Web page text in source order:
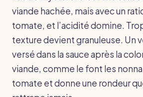
viande hachée, mais avec un
tomate, et l’acidité domine.
texture devient granuleuse. Un
versé dans la sauce après la
viande, comme le font les
tomate et donne une rondeur